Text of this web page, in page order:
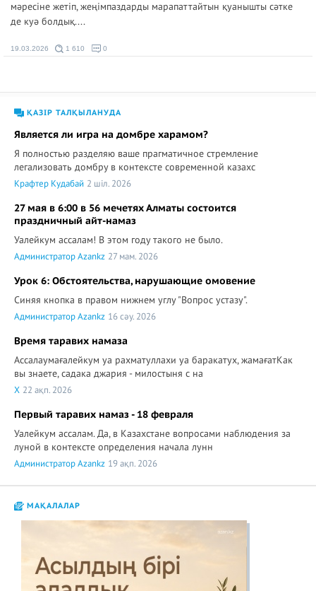
мәресіне жетіп, жеңімпаздарды марапаттайтын қуанышты сәтке
де куә болдық....
19.03.2026 1 610 0
ҚАЗІР ТАЛҚЫЛАНУДА
Является ли игра на домбре харамом?
Я полностью разделяю ваше прагматичное стремление
легализовать домбру в контексте современной казахс
Крафтер Кудабай 2 шіл. 2026
27 мая в 6:00 в 56 мечетях Алматы состоится
праздничный айт-намаз
Уалейкум ассалам! В этом году такого не было.
Администратор Azankz 27 мам. 2026
Урок 6: Обстоятельства, нарушающие омовение
Синяя кнопка в правом нижнем углу "Вопрос устазу".
Администратор Azankz 16 сәу. 2026
Время таравих намаза
Ассалаумағалейкум уа рахматуллахи уа баракатух, жамағатКак
вы знаете, садака джария - милостыня с на
X 22 ақп. 2026
Первый таравих намаз - 18 февраля
Уалейкум ассалам. Да, в Казахстане вопросами наблюдения за
луной в контексте определения начала лунн
Администратор Azankz 19 ақп. 2026
МАҚАЛАЛАР